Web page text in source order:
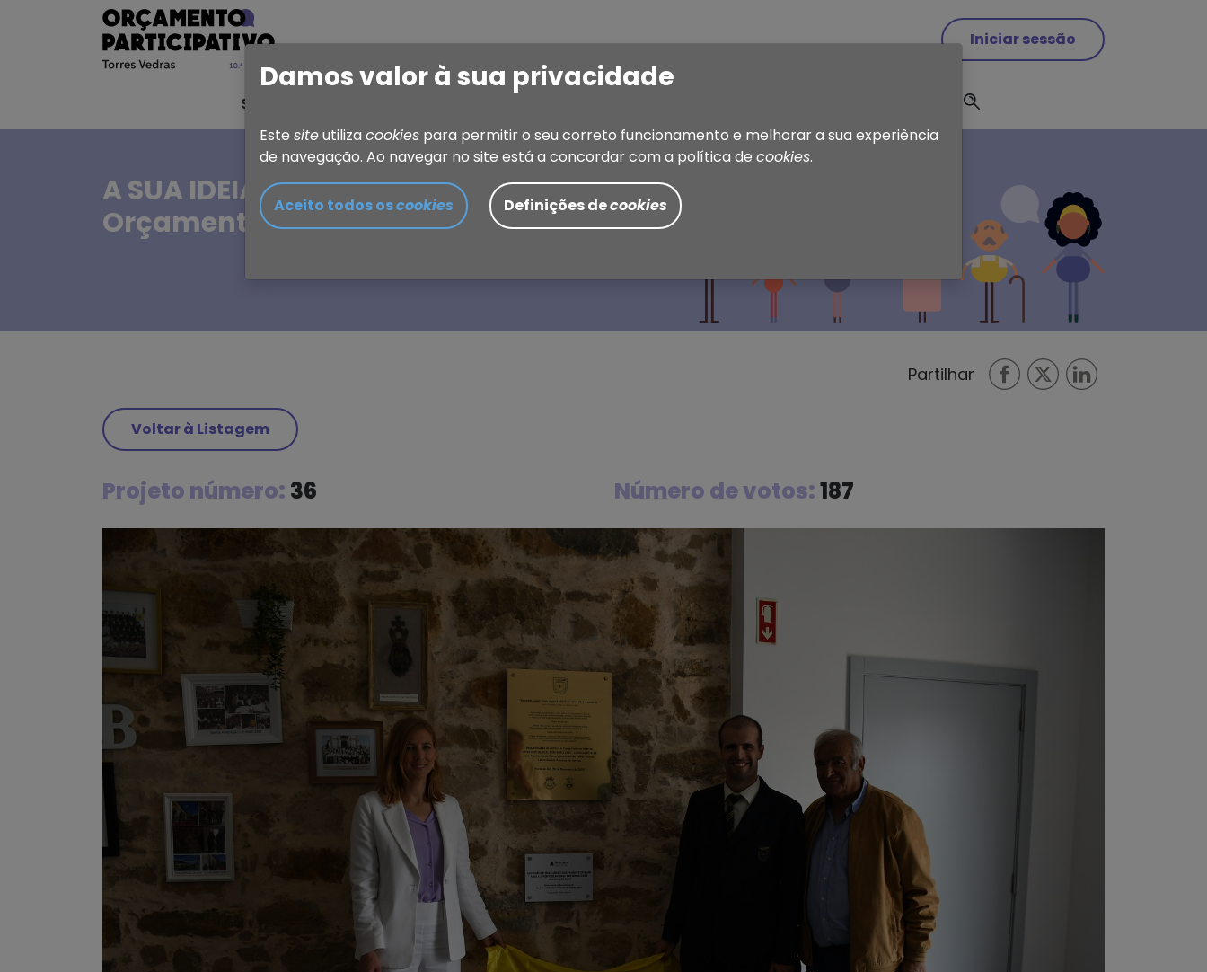
Iniciar sessão
Sobre o OP
A SUA IDEIA, A SUA ESCOLHA
Orçamento Participativo de Torres Vedras
Partilhar
Voltar à Listagem
Projeto número: 36 Número de votos:187
Damos valor à sua privacidade
Este siteutiliza cookies para permitir o seu correto funcionamento e melhorar a sua experiência
de navegação. Ao navegar no site está a concordar com a política de cookies.
Aceito todos oscookies Definições decookies